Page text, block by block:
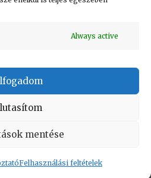
Always active
mentése
Felhasználási feltételek
18:53
tájékoztató
Vissza a lap tetejére
Fórum 2017